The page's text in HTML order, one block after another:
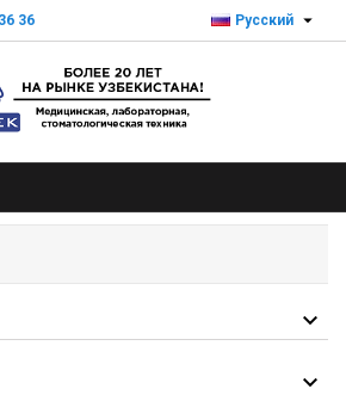
36 Русский 